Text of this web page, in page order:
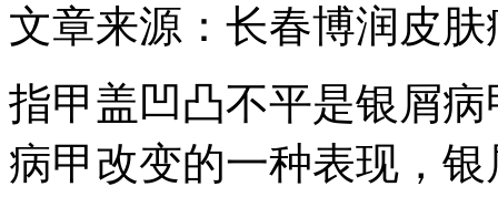
文章来源：长春博润皮肤
指甲盖凹凸不平是银屑
病甲改变的一种表现，